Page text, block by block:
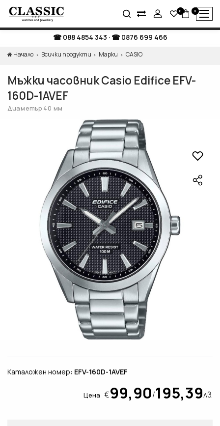
0 0
088 4854 343 · 0876 699 466
Начало Всички продукти Марки CASIO
Мъжки часовник Casio Edifice EFV-
160D-1AVEF
Диаметър 40 мм
Каталожен номер: EFV-160D-1AVEF
Цена €99,90/195,39лв.